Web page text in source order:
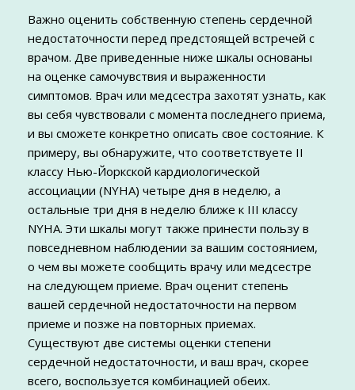
Важно оценить собственную степень сердечной
недостаточности перед предстоящей встречей с
врачом. Две приведенные ниже шкалы основаны
на оценке самочувствия и выраженности
симптомов. Врач или медсестра захотят узнать, как
вы себя чувствовали с момента последнего приема,
и вы сможете конкретно описать свое состояние. К
примеру, вы обнаружите, что соответствуете II
классу Нью-Йоркской кардиологической
ассоциации (NYHA) четыре дня в неделю, а
остальные три дня в неделю ближе к III классу
NYHA. Эти шкалы могут также принести пользу в
повседневном наблюдении за вашим состоянием,
о чем вы можете сообщить врачу или медсестре
на следующем приеме. Врач оценит степень
вашей сердечной недостаточности на первом
приеме и позже на повторных приемах.
Существуют две системы оценки степени
сердечной недостаточности, и ваш врач, скорее
всего, воспользуется комбинацией обеих.